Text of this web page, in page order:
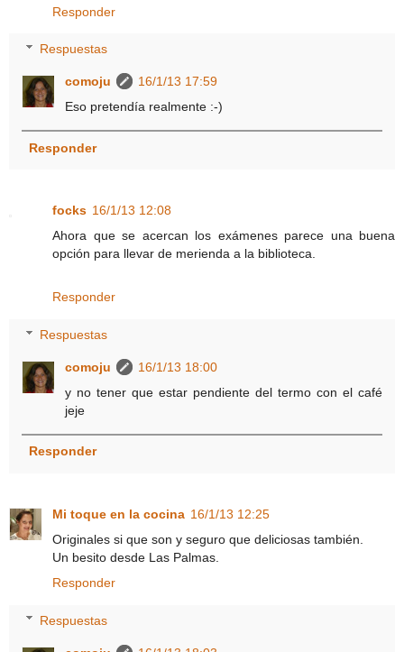
Responder
Respuestas
comoju
16/1/13 17:59
Eso pretendía realmente :-)
Responder
focks 16/1/13 12:08
Ahora que se acercan los exámenes parece una buena
opción para llevar de merienda a la biblioteca.
Responder
Respuestas
comoju
16/1/13 18:00
y no tener que estar pendiente del termo con el café
jeje
Responder
Mi toque en la cocina 16/1/13 12:25
Originales si que son y seguro que deliciosas también.
Un besito desde Las Palmas.
Responder
Respuestas